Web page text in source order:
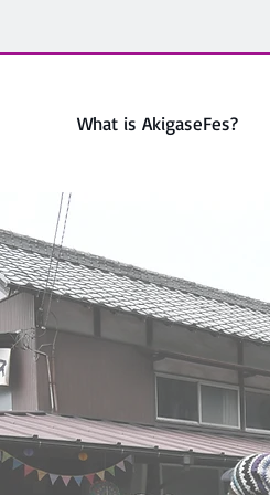
What is AkigaseFes?